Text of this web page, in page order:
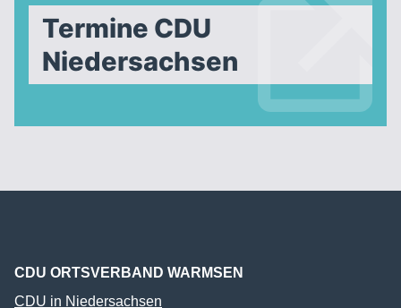
Termine CDU
Niedersachsen
CDU ORTSVERBAND WARMSEN
CDU in Niedersachsen